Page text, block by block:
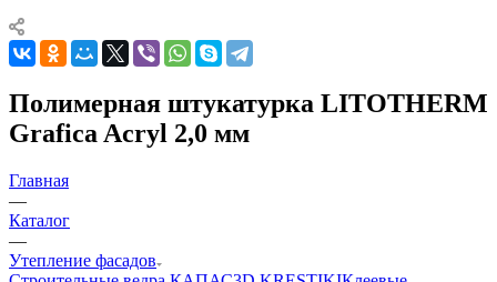
Полимерная штукатурка LITOTHERM
Grafica Acryl 2,0 мм
Главная
—
Каталог
—
Утепление фасадов